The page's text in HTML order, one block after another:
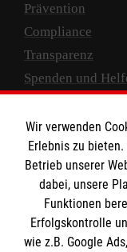
Prävention
Compliance
Transparenz
Spenden und
Empfänger:
IBAN: DE10
BIC: GENODED
Wir verwenden
Erlebnis zu
Betrieb unserer
dabei, unsere
Funktionen
Erfolgskontrolle
wie z.B. Google